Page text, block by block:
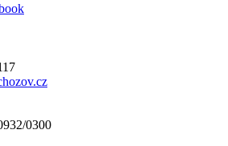
0300